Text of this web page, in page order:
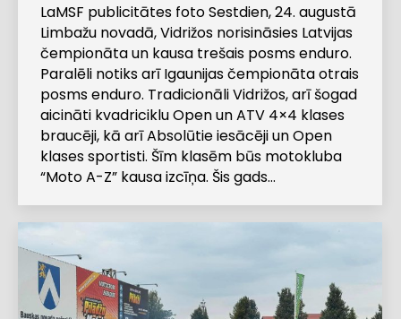
LaMSF publicitātes foto Sestdien, 24. augustā
Limbažu novadā, Vidrižos norisināsies Latvijas
čempionāta un kausa trešais posms enduro.
Paralēli notiks arī Igaunijas čempionāta otrais
posms enduro. Tradicionāli Vidrižos, arī šogad
aicināti kvadriciklu Open un ATV 4×4 klases
braucēji, kā arī Absolūtie iesācēji un Open
klases sportisti. Šīm klasēm būs motokluba
“Moto A-Z” kausa izcīņa. Šis gads…